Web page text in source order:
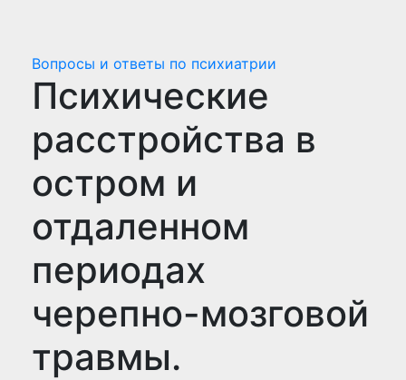
Вопросы и ответы по психиатрии
Психические
расстройства в
остром и
отдаленном
периодах
черепно-мозговой
травмы.